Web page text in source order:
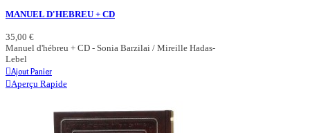
MANUEL D'HEBREU + CD
35,00 €
Manuel d'hébreu + CD - Sonia Barzilai / Mireille Hadas-
Lebel
Ajout Panier
Aperçu Rapide